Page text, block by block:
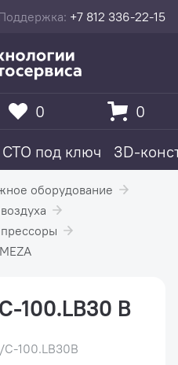
+7 812 336-22-15
СТО под ключ 3D-
0 0
оборудование
100.LB30 В
С-100.LB30В